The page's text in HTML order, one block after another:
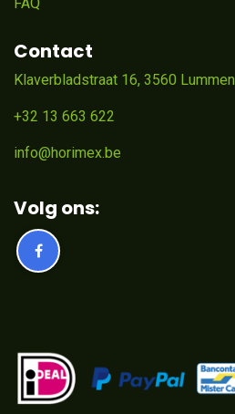
Contact
Klaverbladstraat 16, 3560 Lummen
+32 13 663 622
info@horimex.be
Volg ons: